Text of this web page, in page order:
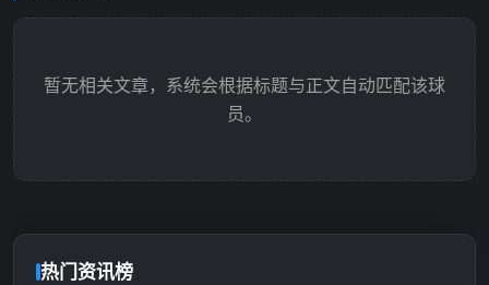
暂无相关文章，系统会根据标题与正文自动匹配该球
员。
热门资讯榜